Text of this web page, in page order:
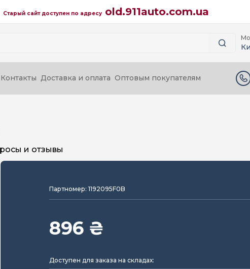
Старый сайт доступен по адресу old.911auto.com.ua
Контакты Доставка и оплата Оптовым покупателям
и отзывы
Партномер: 1192095F0B
896 ₴
Доступен для заказа на складах: